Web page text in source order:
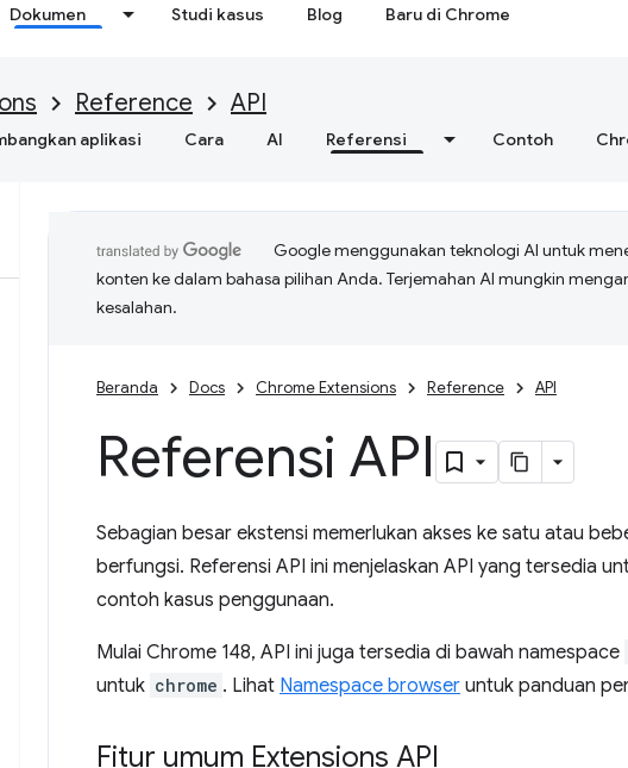
Dokumen Studi kasus Blog Baru di Chrome
Reference API
aplikasi Cara AI Referensi Contoh
Google menggunakan teknologi AI untuk
konten ke dalam bahasa pilihan Anda. Terjemahan AI mungkin
kesalahan.
Beranda Docs Chrome Extensions Reference API
Referensi API
Sebagian besar ekstensi memerlukan akses ke satu atau
berfungsi. Referensi API ini menjelaskan API yang tersedia
contoh kasus penggunaan.
Mulai Chrome 148, API ini juga tersedia di bawah namespace
untuk chrome . Lihat Namespace browser untuk panduan
Fitur umum Extensions API